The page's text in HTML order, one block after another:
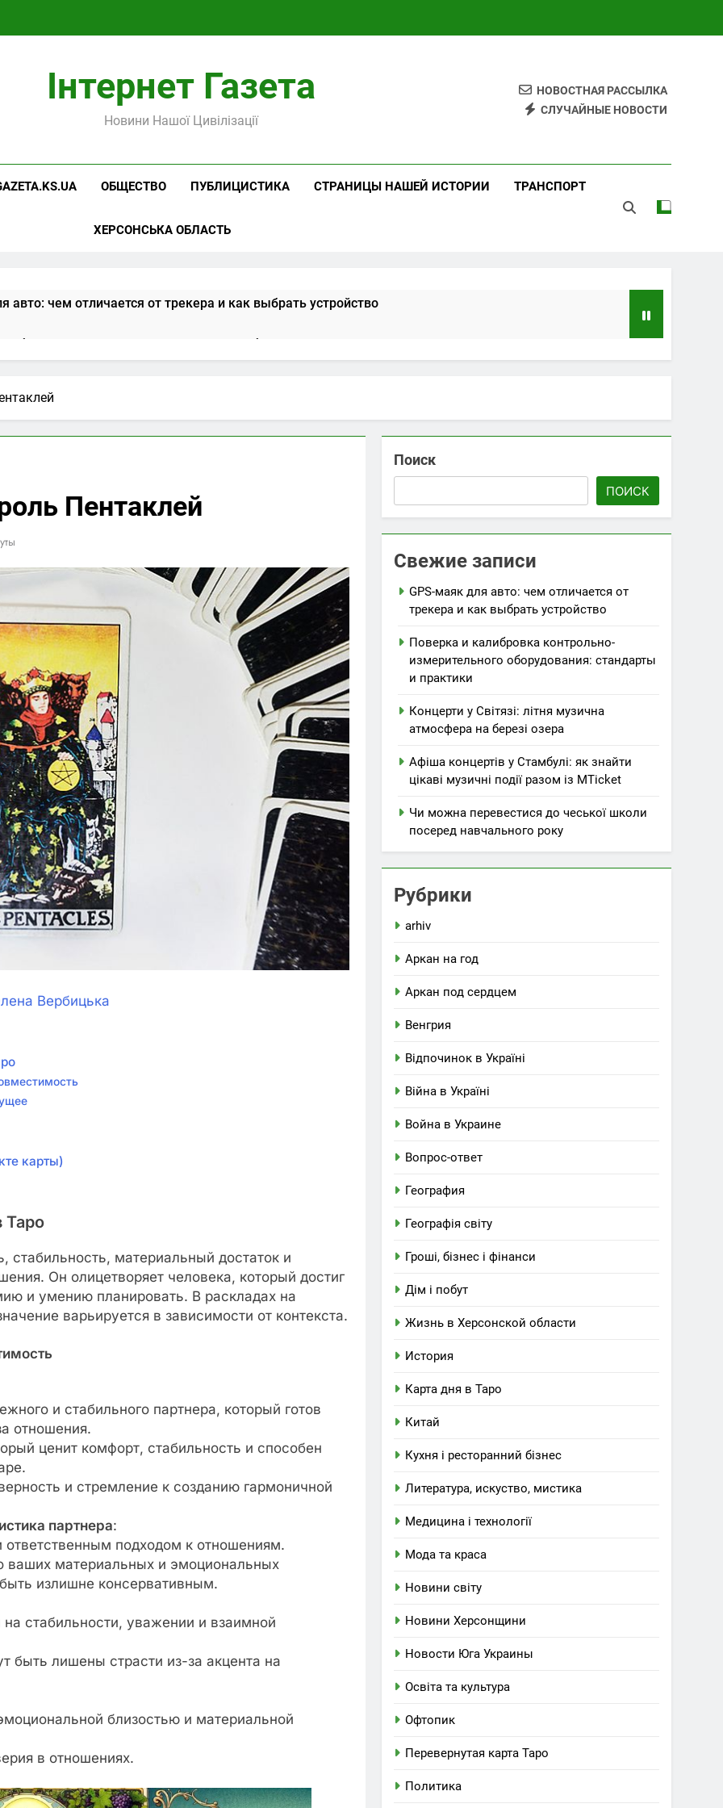
Інтернет Газета
Новини Нашої Цивілізації
НОВОСТНАЯ РАССЫЛКА
СЛУЧАЙНЫЕ НОВОСТИ
ОБЩЕСТВО ПУБЛИЦИСТИКА СТРАНИЦЫ НАШЕЙ ИСТОРИИ ТРАНСПОРТ
ХЕРСОНСЬКА ОБЛАСТЬ
авто: чем отличается от трекера и как выбрать устройство
контрольно-измерительного оборудования: стандарты и практики
у Стамбулі: як знайти цікаві музичні події разом із MTicket
бренд Twice: сучасний жіночий одяг, створений для комфорту та стилю
Пентаклей
Вербицька
карты)
Таро
стабильность, материальный достаток и
Он олицетворяет человека, который достиг
и умению планировать. В раскладах на
варьируется в зависимости от контекста.
и стабильного партнера, который готов
отношения.
ценит комфорт, стабильность и способен
и стремление к созданию гармоничной
партнера:
подходом к отношениям.
ваших материальных и эмоциональных
излишне консервативным.
стабильности, уважении и взаимной
быть лишены страсти из-за акцента на
близостью и материальной
в отношениях.
Поиск
ПОИСК
Свежие записи
GPS-маяк для авто: чем отличается от
трекера и как выбрать устройство
Поверка и калибровка контрольно-
измерительного оборудования: стандарты
и практики
Концерти у Світязі: літня музична
атмосфера на березі озера
Афіша концертів у Стамбулі: як знайти
цікаві музичні події разом із MTicket
Чи можна перевестися до чеської школи
посеред навчального року
Рубрики
arhiv
Аркан на год
Аркан под сердцем
Венгрия
Відпочинок в Україні
Війна в Україні
Война в Украине
Вопрос-ответ
География
Географія світу
Гроші, бізнес і фінанси
Дім і побут
Жизнь в Херсонской области
История
Карта дня в Таро
Китай
Кухня і ресторанний бізнес
Литература, искуство, мистика
Медицина і технології
Мода та краса
Новини світу
Новини Херсонщини
Новости Юга Украины
Освіта та культура
Офтопик
Перевернутая карта Таро
Политика